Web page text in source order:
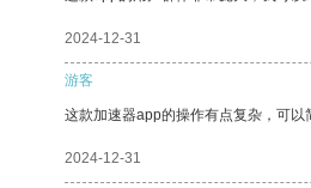
2024-12-31
游客
这款加速器app的操作有点复杂，可以
2024-12-31